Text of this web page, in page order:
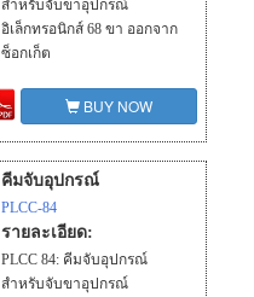
สำหรับจับขาอุปกรณ์
อิเล็กทรอนิกส์ 68 ขา ออกจาก
ซ็อกเก็ต
BUY NOW
คีมจับอุปกรณ์
PLCC-84
รายละเอียด:
PLCC 84: คีมจับอุปกรณ์
สำหรับจับขาอุปกรณ์